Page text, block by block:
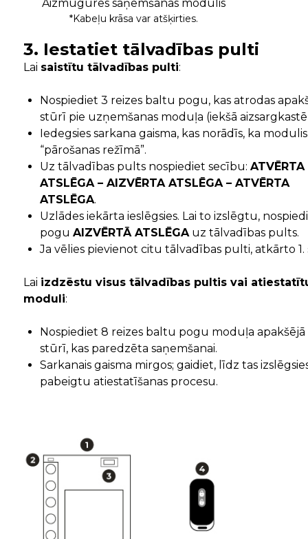
Aizmugures saņemšanas modulis
*Kabeļu krāsa var atšķirties.
3. Iestatiet tālvadības pulti
Lai saistītu tālvadības pulti:
Nospiediet 3 reizes baltu pogu, kas atrodas
stūrī pie uzņemšanas moduļa (iekšā
Iedegsies sarkana gaisma, kas norādīs, ka
“pārošanas režīmā”.
Uz tālvadības pults nospiediet secību: ATVĒRTA
ATSLĒGA – AIZVĒRTA ATSLĒGA – ATVĒRTA
ATSLĒGA.
Uzlādes iekārta ieslēgsies. Lai to izslēgtu,
pogu AIZVĒRTĀ ATSLĒGA uz tālvadības pults.
Ja vēlies pievienot citu tālvadības pulti, atkārto 1.
Lai izdzēstu visus tālvadības pultis vai
moduli:
Nospiediet 8 reizes baltu pogu moduļa apakšējā
stūrī, kas paredzēta saņemšanai.
Sarkanais gaisma mirgos; gaidiet, līdz tas
pabeigtu atiestatīšanas procesu.